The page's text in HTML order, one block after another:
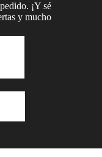
¡Y sé
y mucho